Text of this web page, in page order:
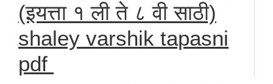
(इयत्ता १ ली ते ८ वी साठी)
shaley varshik tapasni
pdf